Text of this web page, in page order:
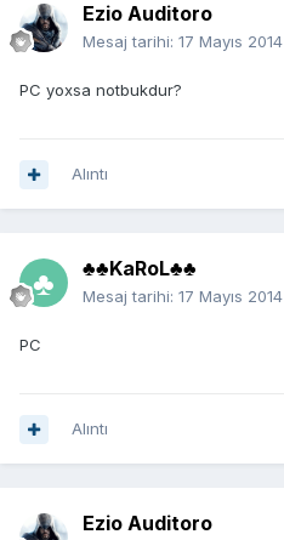
Ezio Auditoro
Mesaj tarihi: 17 Mayıs 2014
PC yoxsa notbukdur?
Alıntı
♣♣KaRoL♣♣
Mesaj tarihi: 17 Mayıs 2014
PC
Alıntı
Ezio Auditoro